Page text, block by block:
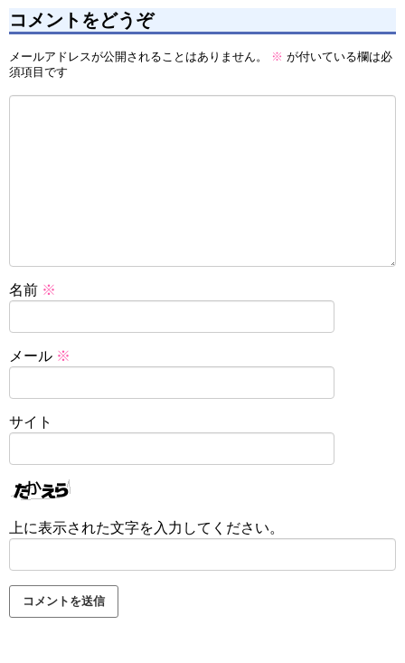
コメントをどうぞ
メールアドレスが公開されることはありません。 ※ が付いている欄は必
須項目です
名前 ※
メール ※
サイト
上に表示された文字を入力してください。